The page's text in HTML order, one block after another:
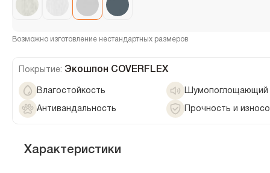
Возможно изготовление нестандартных размеров
Покрытие: Экошпон COVERFLEX
Влагостойкость Шумопоглощающий
Антивандальность Прочность и
Характеристики